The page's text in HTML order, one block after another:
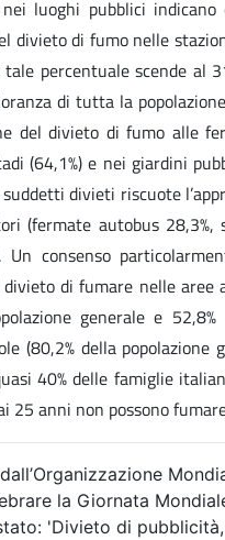
luoghi pubblici indicano
divieto di fumo nelle
percentuale scende al
di tutta la
del divieto di fumo alle
(64,1%) e nei giardini
suddetti divieti riscuote
(fermate autobus 28,3%,
Un consenso
divieto di fumare nelle aree
generale e
(80,2% della popolazione
40% delle famiglie
25 anni non possono
la Giornata
'Divieto di